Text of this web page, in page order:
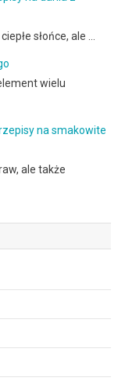
słońce, ale …
wielu
na smakowite
ale także